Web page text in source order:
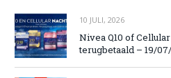
10 JULI, 2026
Nivea Q10 of
terugbetaald – 19/